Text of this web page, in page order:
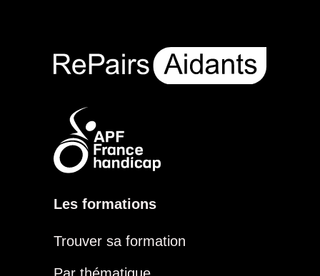
Les formations
Trouver sa formation